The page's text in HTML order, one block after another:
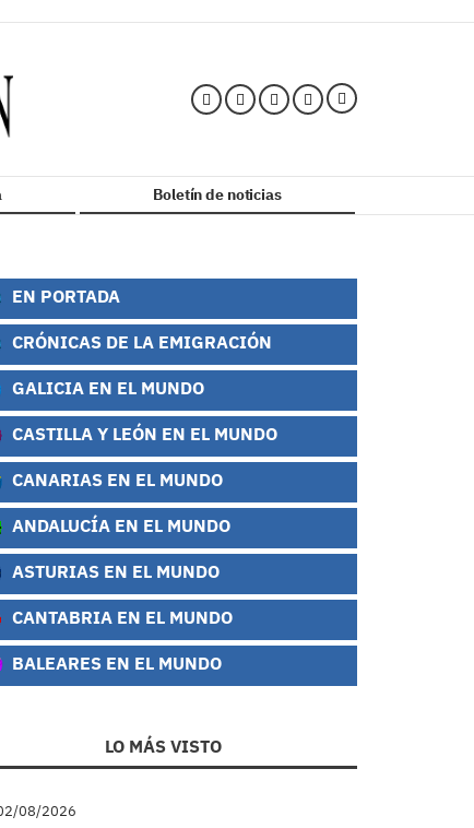
Boletín de noticias
EN PORTADA
CRÓNICAS DE LA EMIGRACIÓN
GALICIA EN EL MUNDO
CASTILLA Y LEÓN EN EL MUNDO
CANARIAS EN EL MUNDO
ANDALUCÍA EN EL MUNDO
ASTURIAS EN EL MUNDO
CANTABRIA EN EL MUNDO
BALEARES EN EL MUNDO
LO MÁS VISTO
08/2026